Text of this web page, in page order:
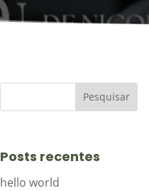
Posts recentes
hello world